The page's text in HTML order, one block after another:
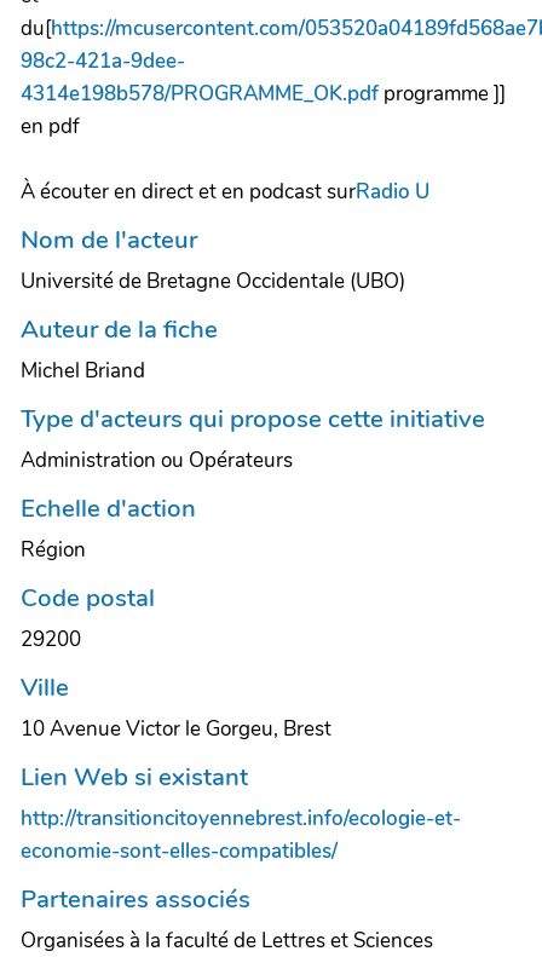
du[https://mcusercontent.com/
98c2-421a-9dee-
4314e198b578/PROGRAMME_OK.pdfprogramme ]]
en pdf
À écouter en direct et en podcast surRadio U
Nom de l'acteur
Université de Bretagne Occidentale (UBO)
Auteur de la fiche
Michel Briand
Type d'acteurs qui propose cette initiative
Administration ou Opérateurs
Echelle d'action
Région
Code postal
29200
Ville
10 Avenue Victor le Gorgeu, Brest
Lien Web si existant
http://transitioncitoyennebrest.info/ecologie-et-
economie-sont-elles-compatibles/
Partenaires associés
Organisées à la faculté de Lettres et Sciences